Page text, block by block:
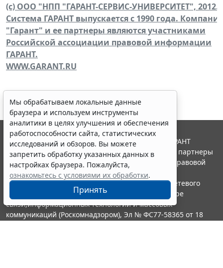
(c) ООО "НПП "ГАРАНТ-СЕРВИС-УНИВЕРСИТЕТ", 2012.
Система ГАРАНТ выпускается с 1990 года. Компания
"Гарант" и ее партнеры являются участниками
Российской ассоциации правовой информации
ГАРАНТ.
WWW.GARANT.RU
Мы обрабатываем локальные данные
браузера и используем инструменты
аналитики в целях улучшения и обеспечения
работоспособности сайта, статистических
исследований и обзоров. Вы можете
запретить обработку указанных данных в
настройках браузера. Пожалуйста,
ознакомьтесь с условиями их обработки.
Принять
© ООО "НПП "ГАРАНТ-СЕРВИС", 2026. Система ГАРАНТ
выпускается с 1990 года. Компания "Гарант" и ее партнеры
являются участниками Российской ассоциации правовой
информации ГАРАНТ.
Портал ГАРАНТ.РУ зарегистрирован в качестве сетевого
издания Федеральной службой по надзору в сфере
связи,информационных технологий и массовых
коммуникаций (Роскомнадзором), Эл № ФС77-58365 от 18